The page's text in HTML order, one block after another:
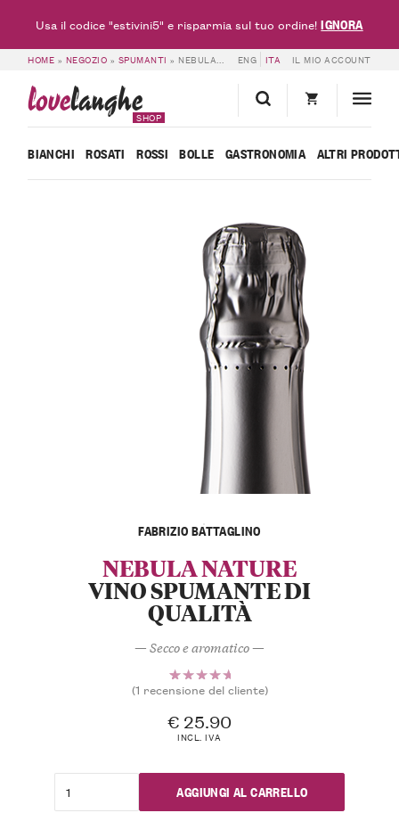
HOME » NEGOZIO » SPUMANTI » NEBULA NATURE METODO CLASSICO BRUT – BATTAGLINO ENG ITA IL MIO ACCOUNT
lovelanghe
SHOP
BIANCHI ROSATI ROSSI BOLLE GASTRONOMIA ALTRI
FABRIZIO BATTAGLINO
NEBULA NATURE
VINO SPUMANTE DI
QUALITÀ
— Secco e aromatico —
Valutato
5.00 su
5 su
base di
1
(1 recensione del cliente)
€ 25.90
INCL. IVA
AGGIUNGI AL CARRELLO
Usa il codice "estivini5" e risparmia sul tuo ordine!IGNORA